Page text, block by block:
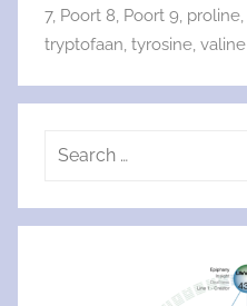
7, Poort 8, Poort 9, proline,
tryptofaan, tyrosine, valine
Search